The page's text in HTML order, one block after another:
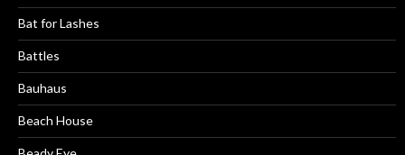
Bat for Lashes
Battles
Bauhaus
Beach House